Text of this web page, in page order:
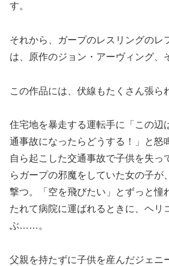
す。
それから、ガープのレスリングのレ
は、原作のジョン・アーヴィング、
この作品には、伏線もたくさん張ら
住宅地を暴走する運転手に「この辺
通事故になったらどうする！」と怒
自ら起こした交通事故で子供を失っ
らガープの邪魔をしていた女の子が
撃つ。「空を飛びたい」とずっと憧
たれて病院に運ばれるときに、ヘリ
ぶ……。
父親を持たずに子供を産んだジェニ